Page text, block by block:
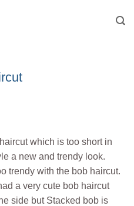
which is too short in
a new and trendy look.
trendy with the bob haircut.
a very cute bob haircut
side but Stacked bob is